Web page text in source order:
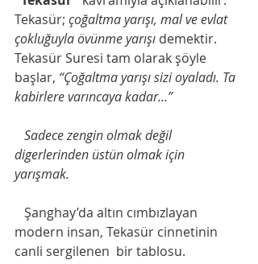
Tekasür; çoğaltma yarışı, mal ve evlat
çokluğuyla övünme yarışı demektir.
Tekasür Suresi tam olarak şöyle
başlar, “Çoğaltma yarışı sizi oyaladı. Ta
kabirlere varıncaya kadar...”
Sadece zengin olmak değil
digerlerinden üstün olmak için
yarışmak.
​   Şanghay’da altın cımbızlayan
modern insan, Tekasür cinnetinin
canli sergilenen  bir tablosu.